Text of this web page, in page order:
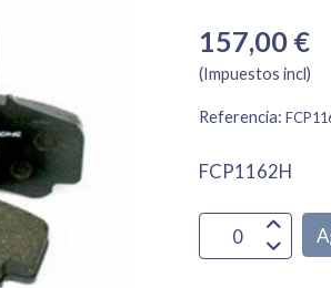
157,00 €
(Impuestos incl)
Referencia:
FCP1162H